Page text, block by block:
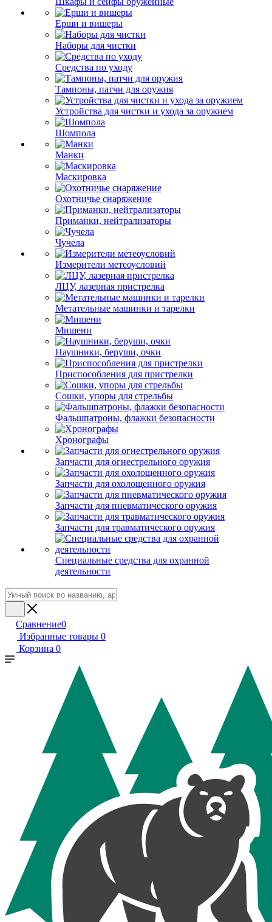
Ерши и вишеры
Наборы для чистки
Средства по уходу
Тампоны, патчи для оружия
Устройства для чистки и ухода за оружием
Шомпола
Манки
Маскировка
Охотничье снаряжение
Приманки, нейтрализаторы
Чучела
Измерители метеоусловий
ЛЦУ, лазерная пристрелка
Метательные машинки и тарелки
Мишени
Наушники, беруши, очки
Приспособления для пристрелки
Сошки, упоры для стрельбы
Фальшпатроны, флажки безопасности
Хронографы
Запчасти для огнестрельного оружия
Запчасти для охолощенного оружия
Запчасти для пневматического оружия
Запчасти для травматического оружия
Специальные средства для охранной
деятельности
Сравнение0
Избранные товары 0
Корзина 0